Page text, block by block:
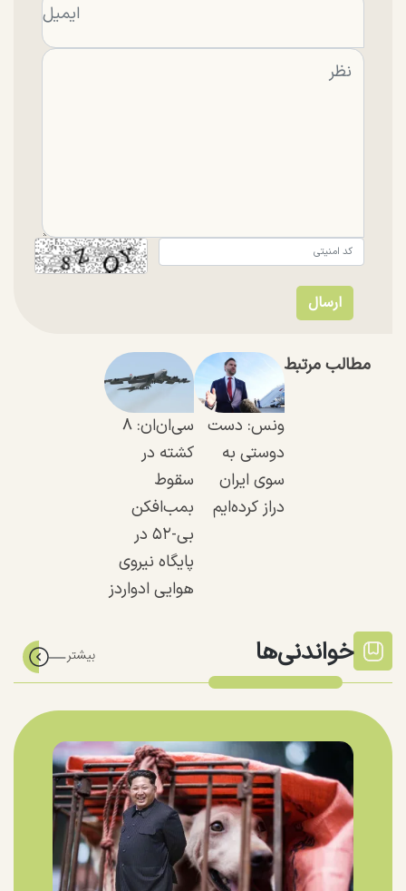
مطالب مرتبط
ونس: دست
دوستی به
سوی ایران
دراز کرده‌ایم
سی‌ان‌ان: ۸
کشته در
سقوط
بمب‌افکن
بی-۵۲ در
پایگاه نیروی
هوایی ادواردز
خواندنی‌ها